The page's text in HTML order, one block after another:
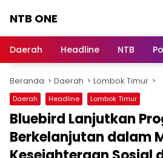
NTB ONE
dan
Berita
Lombok
Daerah Headline NTB
Beranda Daerah Lombok Timur
Daerah Headline Lombok Timur
Bluebird Lanjutkan
Berkelanjutan dalam